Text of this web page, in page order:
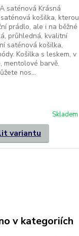
saténová Krásná
košilka, kterou
prádlo, ale i na běžné
průhledná, kvalitní
saténová košilka,
Košilka s leskem, v
mentolové barvě.
nos...
Skladem
variantu
v kategoriích